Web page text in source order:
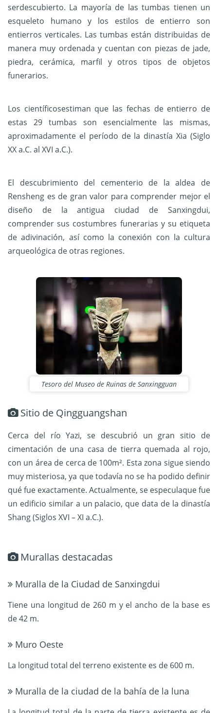
serdescubierto. La mayoría de las tumbas tienen un
esqueleto humano y los estilos de entierro son
entierros verticales. Las tumbas están distribuidas de
manera muy ordenada y cuentan con piezas de jade,
piedra, cerámica, marfil y otros tipos de objetos
funerarios.
Los científicosestiman que las fechas de entierro de
estas 29 tumbas son esencialmente las mismas,
aproximadamente el período de la dinastía Xia (Siglo
XX a.C. al XVI a.C.).
El descubrimiento del cementerio de la aldea de
Rensheng es de gran valor para comprender mejor el
diseño de la antigua ciudad de Sanxingdui,
comprender sus costumbres funerarias y su etiqueta
de adivinación, así como la conexión con la cultura
arqueológica de otras regiones.
Tesoro del Museo de Ruinas de Sanxingguan
Sitio de Qingguangshan
Cerca del río Yazi, se descubrió un gran sitio de
cimentación de una casa de tierra quemada al rojo,
con un área de cerca de 100m². Esta zona sigue siendo
muy misteriosa, ya que todavía no se ha podido definir
qué fue exactamente. Actualmente, se especulaque fue
un edificio similar a un palacio, que data de la dinastía
Shang (Siglos XVI – XI a.C.).
Murallas destacadas
Muralla de la Ciudad de Sanxingdui
Tiene una longitud de 260 m y el ancho de la base es
de 42 m.
Muro Oeste
La longitud total del terreno existente es de 600 m.
Muralla de la ciudad de la bahía de la luna